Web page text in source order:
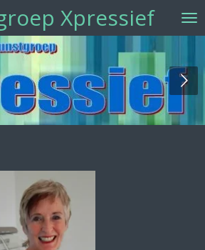
Xpressief